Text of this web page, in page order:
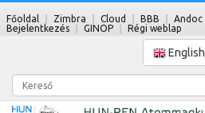
Főoldal Zimbra Cloud BBB Andoc
Bejelentkezés
GINOP Régi weblap
English
Kereső